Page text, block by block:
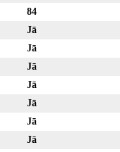
84
Jā
Jā
Jā
Jā
Jā
Jā
Jā